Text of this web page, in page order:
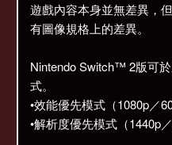
遊戲內容本身並無差異，
有圖像規格上的差異。
Nintendo Switch™ 2版可
式。
•效能優先模式（1080p／
•解析度優先模式（1440p／